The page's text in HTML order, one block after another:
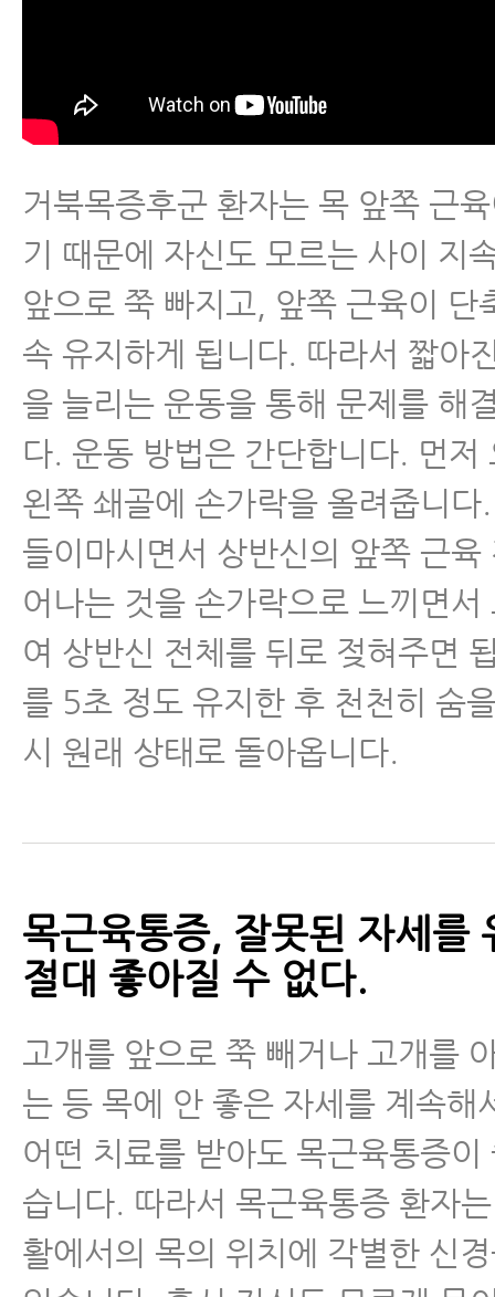
거북목증후군 환자는 목 앞쪽 근
기 때문에 자신도 모르는 사이 지
앞으로 쭉 빠지고, 앞쪽 근육이 단
속 유지하게 됩니다. 따라서 짧아
을 늘리는 운동을 통해 문제를 해
다. 운동 방법은 간단합니다. 먼저
왼쪽 쇄골에 손가락을 올려줍니다
들이마시면서 상반신의 앞쪽 근육
어나는 것을 손가락으로 느끼면서
여 상반신 전체를 뒤로 젖혀주면
를 5초 정도 유지한 후 천천히 숨
시 원래 상태로 돌아옵니다.
목근육통증, 잘못된 자세를
절대 좋아질 수 없다.
고개를 앞으로 쭉 빼거나 고개를
는 등 목에 안 좋은 자세를 계속해
어떤 치료를 받아도 목근육통증이
습니다. 따라서 목근육통증 환자
활에서의 목의 위치에 각별한 신